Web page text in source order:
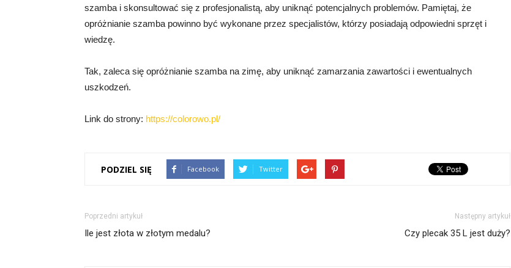
szamba i skonsultować się z profesjonalistą, aby uniknąć potencjalnych problemów. Pamiętaj, że
opróżnianie szamba powinno być wykonane przez specjalistów, którzy posiadają odpowiedni sprzęt i
wiedzę.
Tak, zaleca się opróżnianie szamba na zimę, aby uniknąć zamarzania zawartości i ewentualnych
uszkodzeń.
Link do strony: https://colorowo.pl/
PODZIEL SIĘ Facebook Twitter
Poprzedni artykuł
Ile jest złota w złotym medalu?
Następny artykuł
Czy plecak 35 L jest duży?